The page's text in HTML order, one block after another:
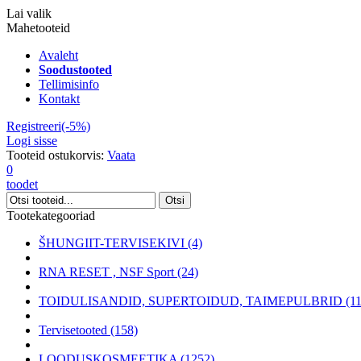
Lai valik
Mahetooteid
Avaleht
Soodustooted
Tellimisinfo
Kontakt
Registreeri(-5%)
Logi sisse
Tooteid ostukorvis: Vaata
0
toodet
Tootekategooriad
ŠHUNGIIT-TERVISEKIVI (4)
RNA RESET , NSF Sport (24)
TOIDULISANDID, SUPERTOIDUD, TAIMEPULBRID
Tervisetooted (158)